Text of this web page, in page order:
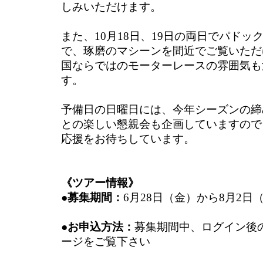
しみいただけます。
また、10月18日、19日の両日でパドッ
で、琢磨のマシーンを間近でご覧いた
国ならではのモーターレースの雰囲気
す。
予備日の日曜日には、今年シーズンの
との楽しい懇親会も企画していますの
応援をお待ちしています。
《ツアー情報》
●募集期間： 6月28日（金）から8月2日
●お申込方法： 募集期間中、ログイン後
ージをご覧下さい